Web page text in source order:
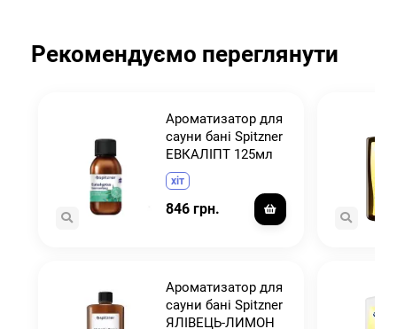
Рекомендуємо переглянути
Ароматизатор для
сауни бані Spitzner
ЕВКАЛІПТ 125мл
хіт
846 грн.
Ароматизатор для
сауни бані Spitzner
ЯЛІВЕЦЬ-ЛИМОН